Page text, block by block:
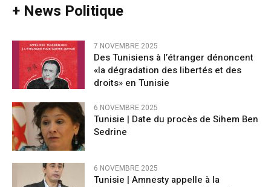
+ News Politique
7 NOVEMBRE 2025
Des Tunisiens à l’étranger dénoncent
«la dégradation des libertés et des
droits» en Tunisie
6 NOVEMBRE 2025
Tunisie | Date du procès de Sihem Ben
Sedrine
6 NOVEMBRE 2025
Tunisie | Amnesty appelle à la